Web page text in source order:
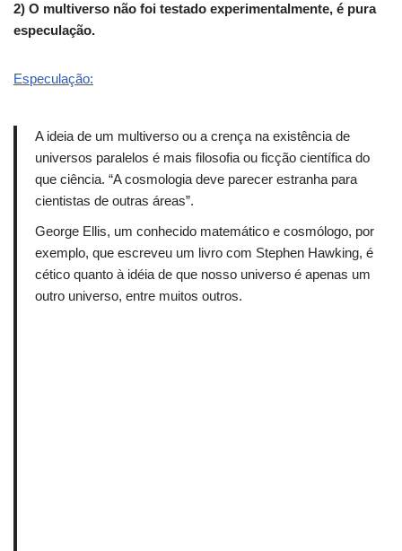
2) O multiverso não foi testado experimentalmente, é pura
especulação.
Especulação:
A ideia de um multiverso ou a crença na existência de
universos paralelos é mais filosofia ou ficção científica do
que ciência. “A cosmologia deve parecer estranha para
cientistas de outras áreas”.
George Ellis, um conhecido matemático e cosmólogo, por
exemplo, que escreveu um livro com Stephen Hawking, é
cético quanto à idéia de que nosso universo é apenas um
outro universo, entre muitos outros.